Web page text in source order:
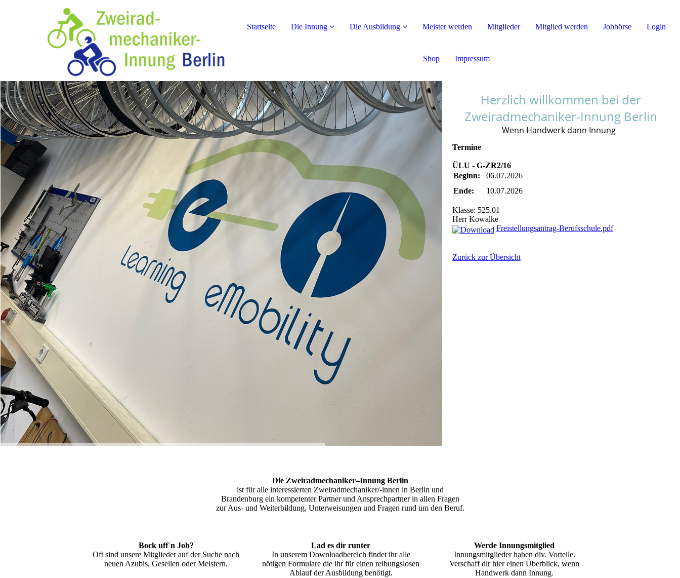
Startseite Die Innung Die Ausbildung Meister werden Mitglieder Mitglied werden Jobbörse Login
Shop Impressum
Herzlich willkommen bei der
Zweiradmechaniker-Innung Berlin
Wenn Handwerk dann Innung
Termine
ÜLU - G-ZR2/16
Beginn:
06.07.2026
Ende:
10.07.2026
Klasse: 525.01
Herr Kowalke
Freistellungsantrag-Berufsschule.pdf
Zurück zur Übersicht
Die Zweiradmechaniker–Innung Berlin
ist für alle interessierten Zweiradmechaniker/-innen in Berlin und
Brandenburg ein kompetenter Partner und Ansprechpartner in allen Fragen
zur Aus- und Weiterbildung, Unterweisungen und Fragen rund um den Beruf.
Bock uff´n Job?
Oft sind unsere Mitglieder auf der Suche nach
neuen Azubis, Gesellen oder Meistern.
Lad es dir runter
In unserem Downloadbereich findet ihr alle
nötigen Formulare die ihr für einen reibungslosen
Ablauf der Ausbildung benötigt.
Werde Innungsmitglied
Innungsmitglieder haben div. Vorteile.
Verschaff dir hier einen Überblick, wenn
Handwerk dann Innung.